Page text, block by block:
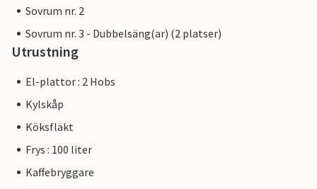
Sovrum nr. 2
Sovrum nr. 3 - Dubbelsäng(ar) (2 platser)
Utrustning
El-plattor : 2 Hobs
Kylskåp
Köksfläkt
Frys : 100 liter
Kaffebryggare